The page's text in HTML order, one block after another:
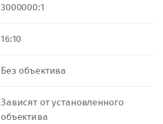
3000000:1
16:10
Без объектива
Зависят от установленного
объектива